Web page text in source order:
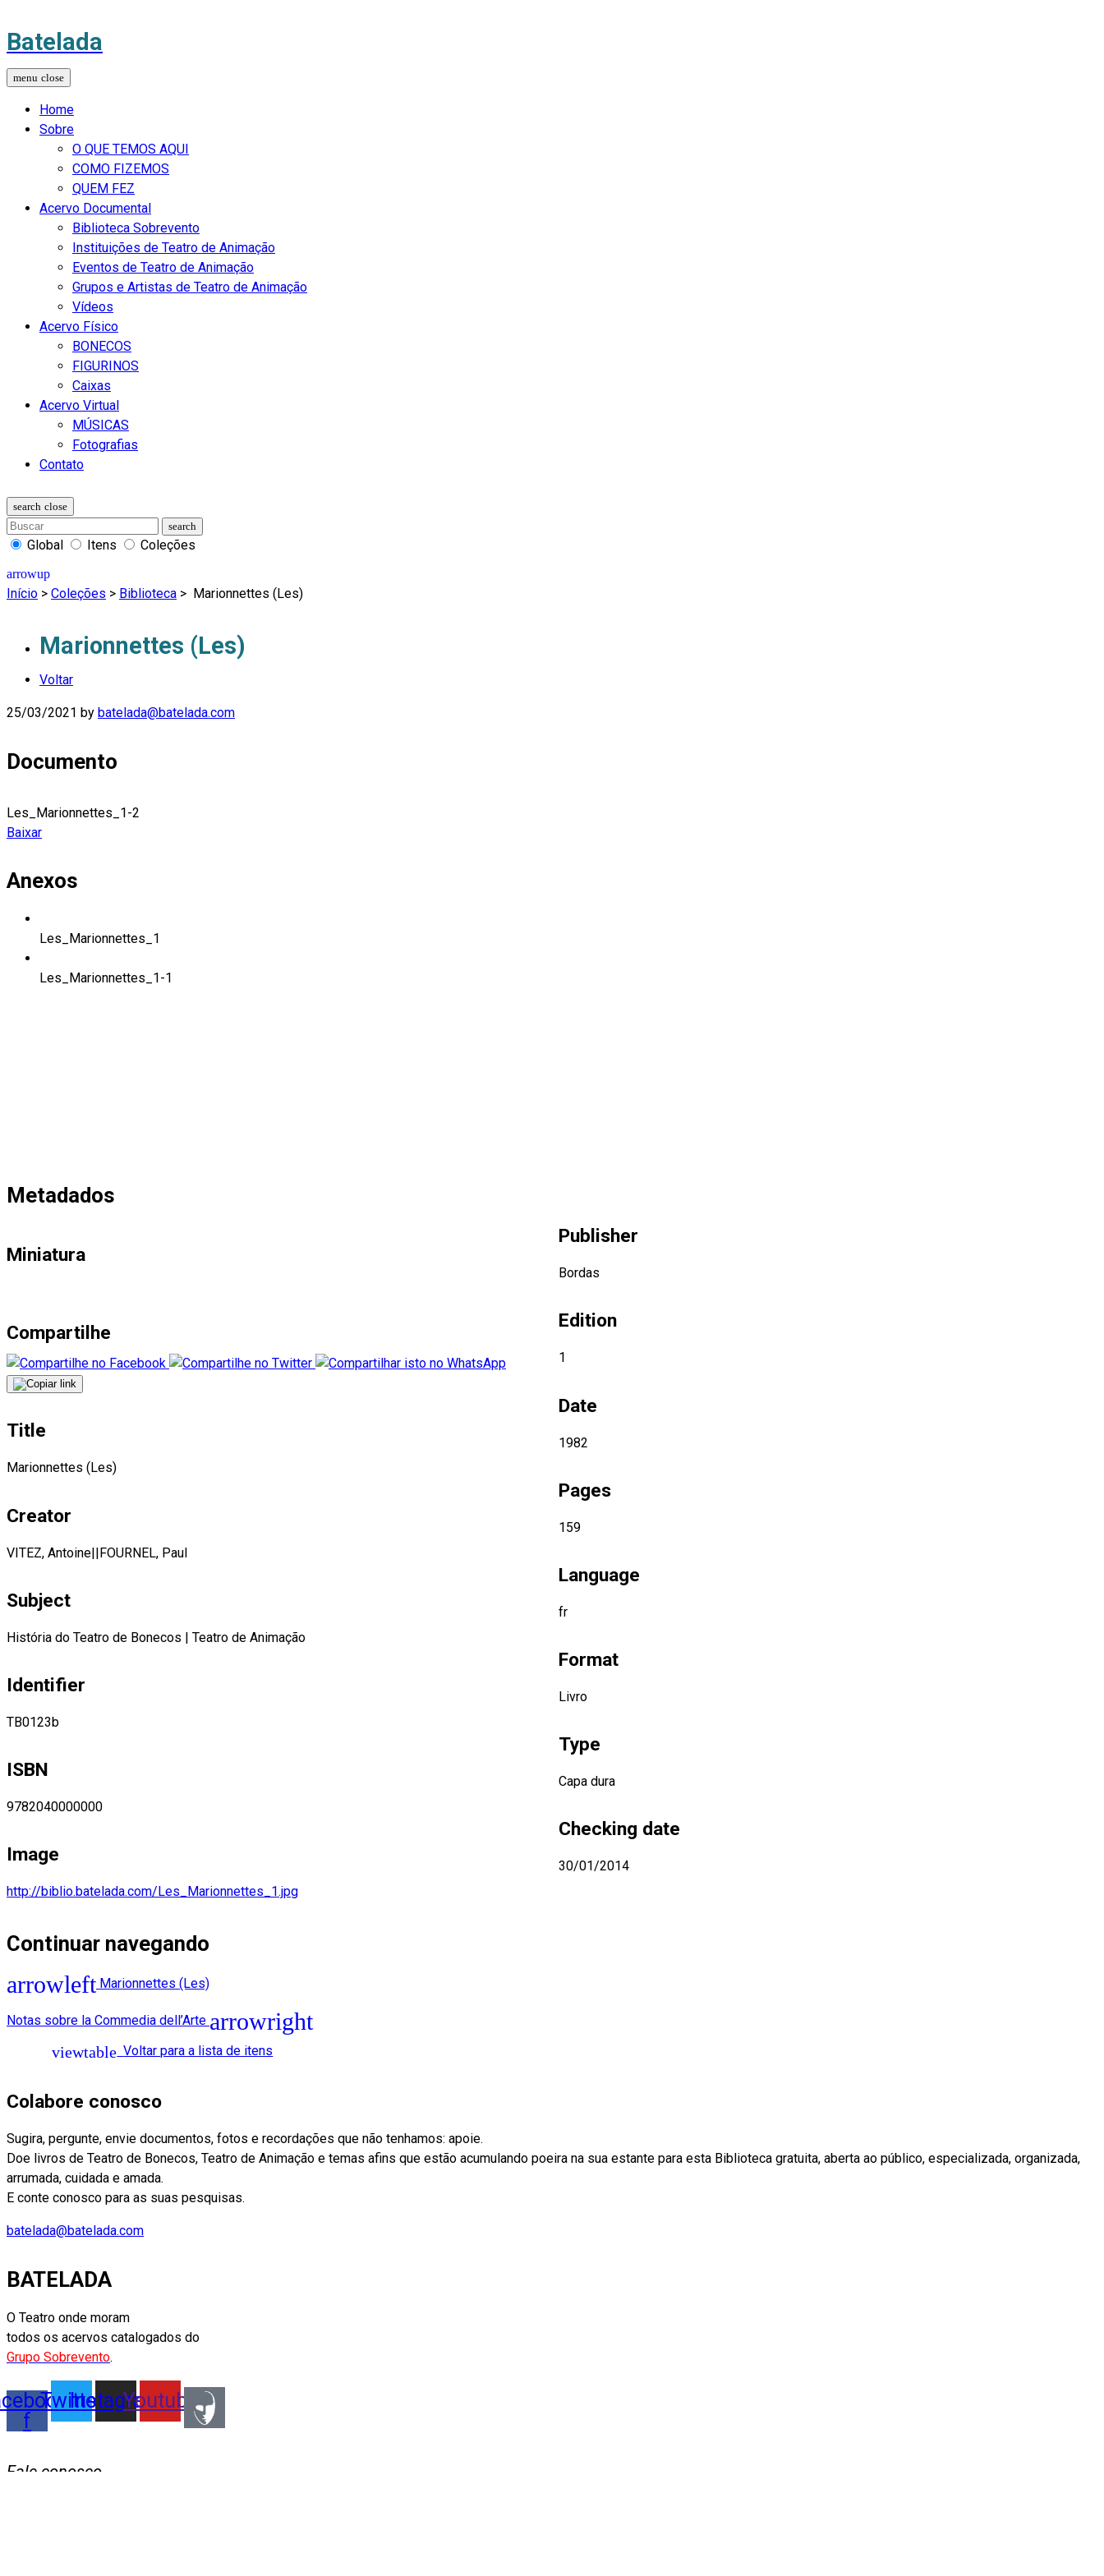
Batelada
Home
Sobre
O QUE TEMOS AQUI
COMO FIZEMOS
QUEM FEZ
Acervo Documental
Biblioteca Sobrevento
Instituições de Teatro de Animação
Eventos de Teatro de Animação
Grupos e Artistas de Teatro de Animação
Vídeos
Acervo Físico
BONECOS
FIGURINOS
Caixas
Acervo Virtual
MÚSICAS
Fotografias
Contato
Global Itens Coleções
Início > Coleções > Biblioteca > Marionnettes (Les)
Marionnettes (Les)
Voltar
25/03/2021 by batelada@batelada.com
Documento
Les_Marionnettes_1-2
Baixar
Anexos
Les_Marionnettes_1
Les_Marionnettes_1-1
Metadados
Miniatura
Compartilhe
Title
Marionnettes (Les)
Creator
VITEZ, Antoine||FOURNEL, Paul
Subject
História do Teatro de Bonecos | Teatro de Animação
Identifier
TB0123b
ISBN
9782040000000
Image
http://biblio.batelada.com/Les_Marionnettes_1.jpg
Publisher
Bordas
Edition
1
Date
1982
Pages
159
Language
fr
Format
Livro
Type
Capa dura
Checking date
30/01/2014
Continuar navegando
Marionnettes (Les)
Notas sobre la Commedia dell’Arte
Voltar para a lista de itens
Colabore conosco
Sugira, pergunte, envie documentos, fotos e recordações que não tenhamos: apoie.
Doe livros de Teatro de Bonecos, Teatro de Animação e temas afins que estão acumulando poeira na sua estante para esta Biblioteca gratuita, aberta ao público, especializada, organizada,
arrumada, cuidada e amada.
E conte conosco para as suas pesquisas.
batelada@batelada.com
BATELADA
O Teatro onde moram
todos os acervos catalogados do
Grupo Sobrevento.
f
TwitterInstagramYoutube
Fale conosco